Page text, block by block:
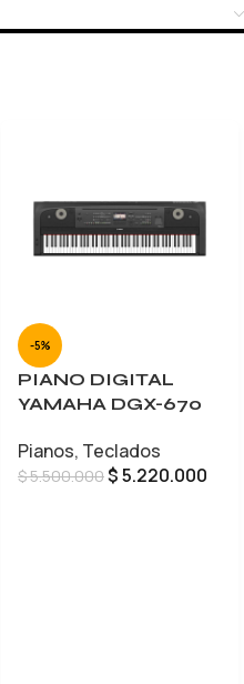
-5%
PIANO DIGITAL
YAMAHA DGX-670
Pianos, Teclados
$5.500.000$5.220.000